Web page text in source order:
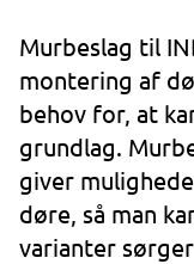
Murbeslag til
montering af
behov for, at
grundlag.
giver
døre, så man
varianter